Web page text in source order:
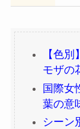
【色
モザの
国際女
葉の意
シーン